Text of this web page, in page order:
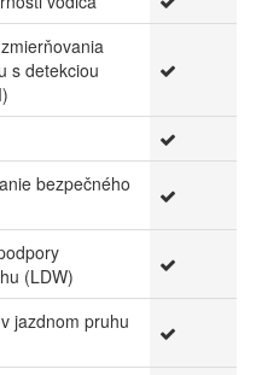
s detekciou
bezpečného
(LDW)
jazdnom pruhu